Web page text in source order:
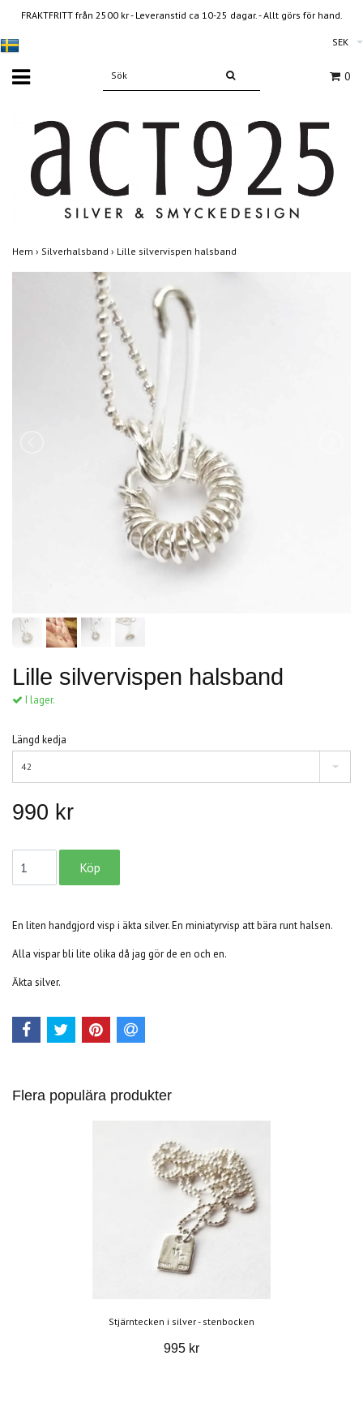
FRAKTFRITT från 2500 kr - Leveranstid ca 10-25 dagar. - Allt görs för hand.
SEK
0
Hem › Silverhalsband › Lille silvervispen halsband
Lille silvervispen halsband
I lager.
Längd kedja
42
990 kr
En liten handgjord visp i äkta silver. En miniatyrvisp att bära runt halsen.
Alla vispar bli lite olika då jag gör de en och en.
Äkta silver.
Flera populära produkter
Stjärntecken i silver - stenbocken
995 kr